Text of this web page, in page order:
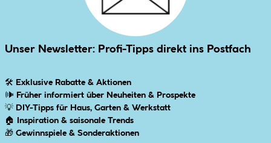
Unser Newsletter: Profi-Tipps direkt ins Postfach
🛠 Exklusive Rabatte & Aktionen
🕪 Früher informiert über Neuheiten & Prospekte
💡 DIY-Tipps für Haus, Garten & Werkstatt
🏠
Inspiration & saisonale Trends
🎁 Gewinnspiele & Sonderaktionen